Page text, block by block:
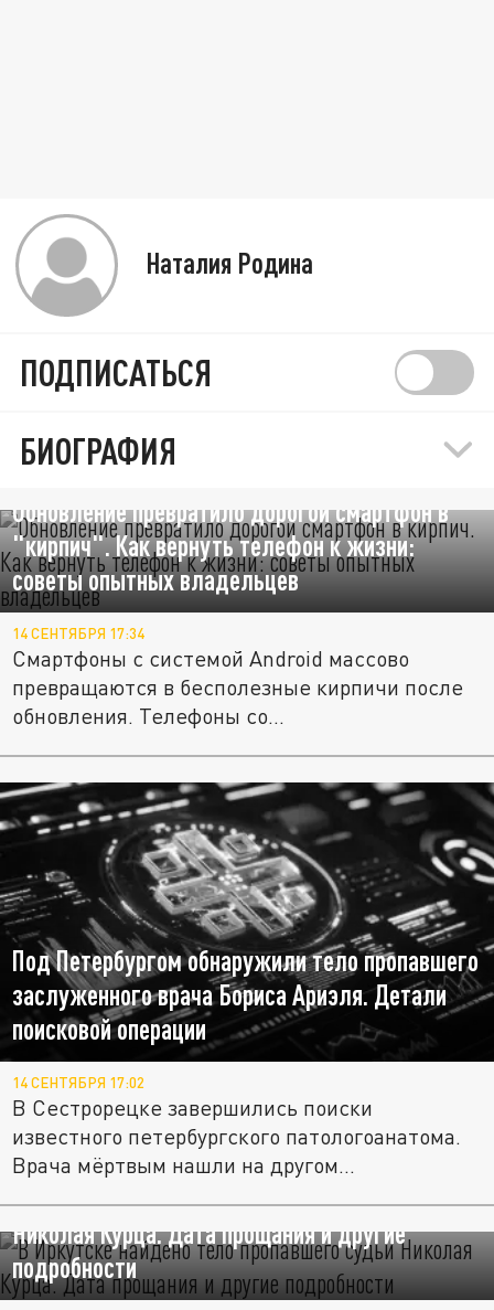
Наталия Родина
ПОДПИСАТЬСЯ
БИОГРАФИЯ
Обновление превратило дорогой смартфон в
"кирпич". Как вернуть телефон к жизни:
советы опытных владельцев
14 СЕНТЯБРЯ 17:34
Смартфоны с системой Android массово
превращаются в бесполезные кирпичи после
обновления. Телефоны со...
Под Петербургом обнаружили тело пропавшего
заслуженного врача Бориса Ариэля. Детали
поисковой операции
14 СЕНТЯБРЯ 17:02
В Сестрорецке завершились поиски
известного петербургского патологоанатома.
Врача мёртвым нашли на другом...
В Иркутске найдено тело пропавшего судьи
Николая Курца. Дата прощания и другие
подробности